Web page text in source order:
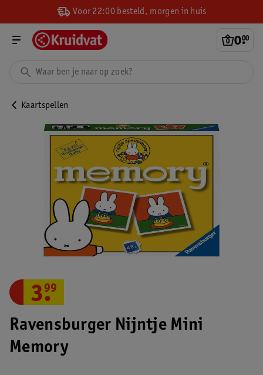
Voor 22:00 besteld, morgen in huis
0.
00
Kaartspellen
Ravensburger Nijntje Mini
Memory
3.
99